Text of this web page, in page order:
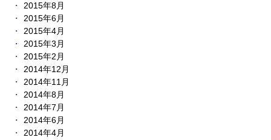
2015年8月
2015年6月
2015年4月
2015年3月
2015年2月
2014年12月
2014年11月
2014年8月
2014年7月
2014年6月
2014年4月